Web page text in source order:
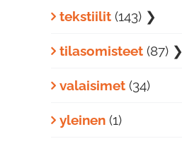
tekstiilit (143) ❯
tilasomisteet (87) ❯
valaisimet (34)
yleinen (1)